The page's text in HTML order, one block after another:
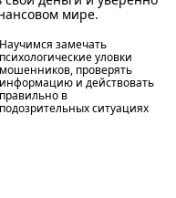
мире.
Научимся замечать
психологические уловки
мошенников, проверять
информацию и действовать
правильно в
подозрительных ситуациях